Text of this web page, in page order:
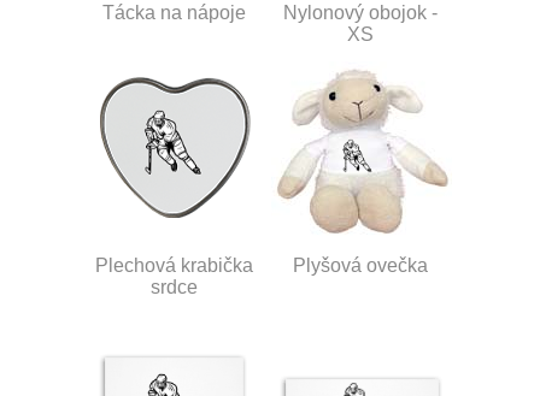
Tácka na nápoje
Nylonový obojok -
XS
Plechová krabička
srdce
Plyšová ovečka